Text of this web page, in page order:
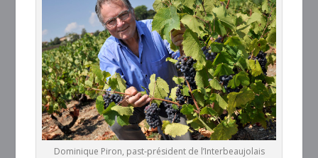
Dominique Piron, past-président de l’Interbeaujolais